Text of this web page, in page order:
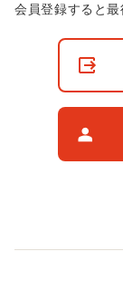
非
会員登録すると最